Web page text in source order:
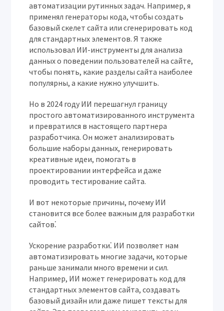
автоматизации рутинных задач. Например, я
применял генераторы кода, чтобы создать
базовый скелет сайта или сгенерировать код
для стандартных элементов. Я также
использовал ИИ-инструменты для анализа
данных о поведении пользователей на сайте,
чтобы понять, какие разделы сайта наиболее
популярны, а какие нужно улучшить.
Но в 2024 году ИИ перешагнул границу
простого автоматизированного инструмента
и превратился в настоящего партнера
разработчика. Он может анализировать
большие наборы данных, генерировать
креативные идеи, помогать в
проектировании интерфейса и даже
проводить тестирование сайта.
И вот некоторые причины, почему ИИ
становится все более важным для разработки
сайтов⁚
Ускорение разработки⁚ ИИ позволяет нам
автоматизировать многие задачи, которые
раньше занимали много времени и сил.
Например, ИИ может генерировать код для
стандартных элементов сайта, создавать
базовый дизайн или даже пишет тексты для